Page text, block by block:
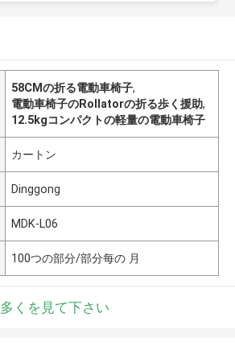
58CMの折る電動車椅子,
電動車椅子のRollatorの折る歩く援助,
12.5kgコンパクトの軽量の電動車椅子
カートン
Dinggong
MDK-L06
100つの部分/部分每の 月
多くを見て下さい